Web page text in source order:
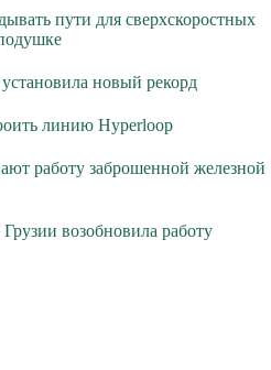
пути для сверхскоростных
новый рекорд
линию Hyperloop
работу заброшенной железной
возобновила работу